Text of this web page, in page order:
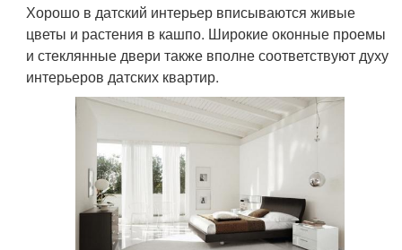
Хорошо в датский интерьер вписываются живые
цветы и растения в кашпо. Широкие оконные проемы
и стеклянные двери также вполне соответствуют духу
интерьеров датских квартир.